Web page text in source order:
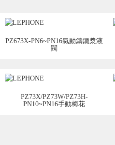
PZ673X-PN6~PN16氣動鑄鐵漿液
閥
PZ73X/PZ73W/PZ73H-
PN10~PN16手動梅花